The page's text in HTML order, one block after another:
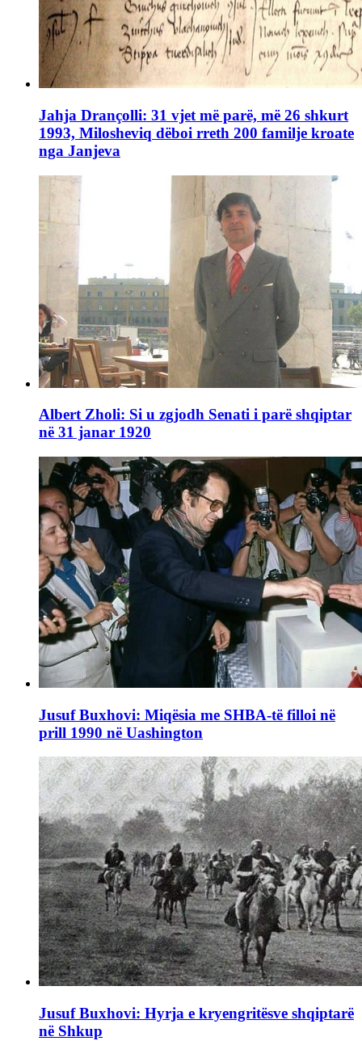
Jahja Drançolli: 31 vjet më parë, më 26 shkurt
1993, Milosheviq dëboi rreth 200 familje kroate
nga Janjeva
Albert Zholi: Si u zgjodh Senati i parë shqiptar
në 31 janar 1920
Jusuf Buxhovi: Miqësia me SHBA-të filloi në
prill 1990 në Uashington
Jusuf Buxhovi: Hyrja e kryengritësve shqiptarë
në Shkup